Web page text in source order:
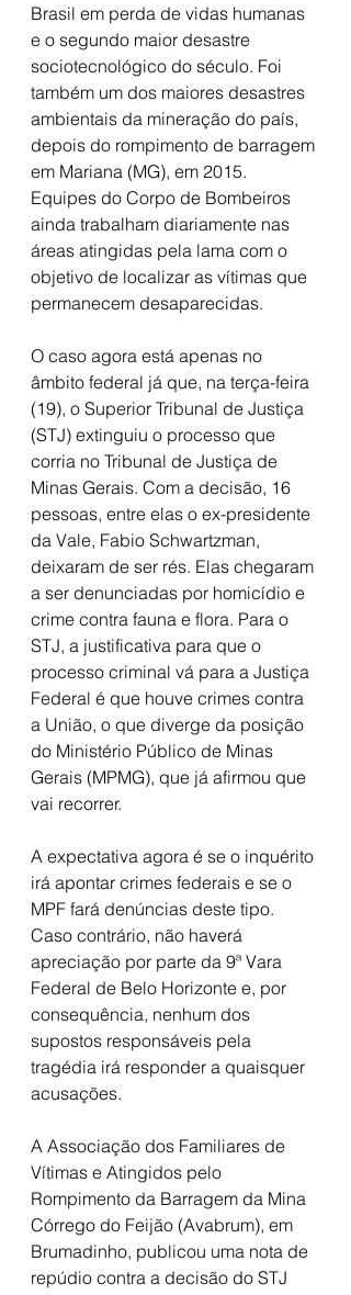
Brasil em perda de vidas humanas
e o segundo maior desastre
sociotecnológico do século. Foi
também um dos maiores desastres
ambientais da mineração do país,
depois do rompimento de barragem
em Mariana (MG), em 2015.
Equipes do Corpo de Bombeiros
ainda trabalham diariamente nas
áreas atingidas pela lama com o
objetivo de localizar as vítimas que
permanecem desaparecidas.
O caso agora está apenas no
âmbito federal já que, na terça-feira
(19), o Superior Tribunal de Justiça
(STJ) extinguiu o processo que
corria no Tribunal de Justiça de
Minas Gerais. Com a decisão, 16
pessoas, entre elas o ex-presidente
da Vale, Fabio Schwartzman,
deixaram de ser rés. Elas chegaram
a ser denunciadas por homicídio e
crime contra fauna e flora. Para o
STJ, a justificativa para que o
processo criminal vá para a Justiça
Federal é que houve crimes contra
a União, o que diverge da posição
do Ministério Público de Minas
Gerais (MPMG), que já afirmou que
vai recorrer.
A expectativa agora é se o inquérito
irá apontar crimes federais e se o
MPF fará denúncias deste tipo.
Caso contrário, não haverá
apreciação por parte da 9ª Vara
Federal de Belo Horizonte e, por
consequência, nenhum dos
supostos responsáveis pela
tragédia irá responder a quaisquer
acusações.
A Associação dos Familiares de
Vítimas e Atingidos pelo
Rompimento da Barragem da Mina
Córrego do Feijão (Avabrum), em
Brumadinho, publicou uma nota de
repúdio contra a decisão do STJ